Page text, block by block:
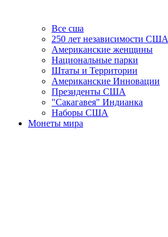
Все сша
250 лет независимости США
Американские женщины
Национальные парки
Штаты и Территории
Американские Инновации
Президенты США
"Сакагавея" Индианка
Наборы США
Монеты мира